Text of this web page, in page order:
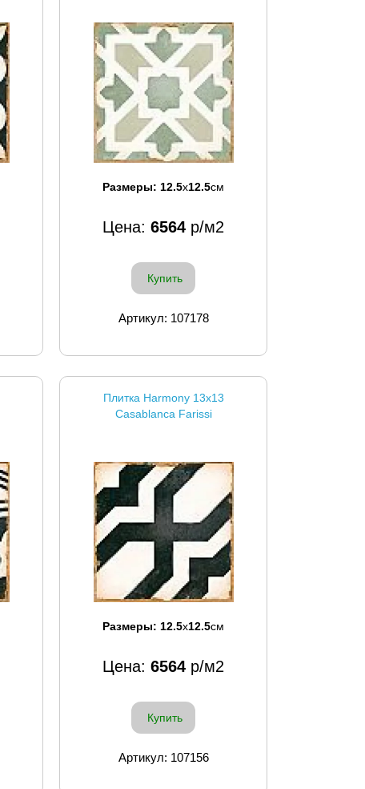
Размеры: 12.5x12.5см
Цена: 6564 р/м2
Купить
Артикул: 107178
Плитка Harmony 13x13
Casablanca Farissi
Размеры: 12.5x12.5см
Цена: 6564 р/м2
Купить
Артикул: 107156